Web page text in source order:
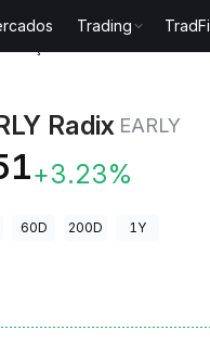
Trading TradFi
Radix EARLY
+3.23%
60D 200D 1Y